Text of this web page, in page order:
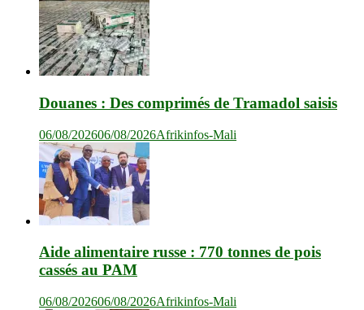
Douanes : Des comprimés de Tramadol saisis
06/08/202606/08/2026Afrikinfos-Mali
Aide alimentaire russe : 770 tonnes de pois
cassés au PAM
06/08/202606/08/2026Afrikinfos-Mali